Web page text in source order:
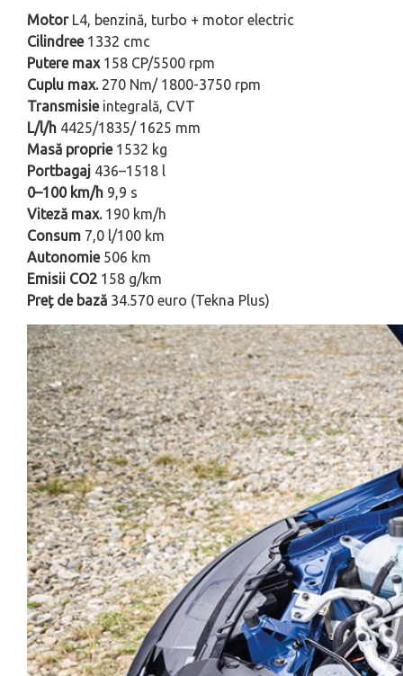
MotorL4, benzină, turbo + motor electric
Cilindree 1332 cmc
Putere max158 CP/5500 rpm
Cuplu max.270 Nm/ 1800-3750 rpm
Transmisieintegrală, CVT
L/l/h 4425/1835/ 1625 mm
Masă proprie1532 kg
Portbagaj 436–1518 l
0–100 km/h 9,9 s
Viteză max.190 km/h
Consum 7,0 l/100 km
Autonomie506 km
Emisii CO2 158 g/km
Preț de bază 34.570 euro (Tekna Plus)